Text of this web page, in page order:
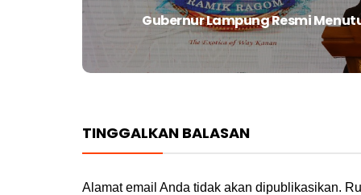
Next
post:
Gubernur Lampung Resmi
TINGGALKAN BALASAN
Alamat email Anda tidak akan dipublikasikan.